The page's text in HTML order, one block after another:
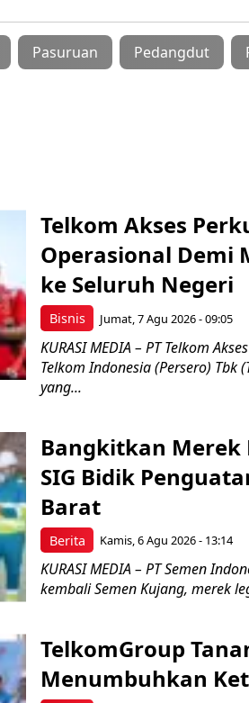
Pasuruan Pedangdut
Bisnis
Telkom Akses
Operasional Demi
ke Seluruh Negeri
Jumat, 7 Agu 2026 - 09:05
KURASI MEDIA – PT Telkom
Telkom Indonesia (Persero)
yang...
Berita
Bangkitkan Merek
SIG Bidik
Barat
Kamis, 6 Agu 2026 - 13:14
KURASI MEDIA – PT Semen
kembali Semen Kujang, merek
TelkomGroup
Menumbuhkan